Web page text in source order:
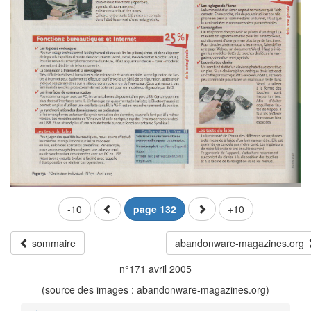
-10 page 132 +10
sommaire
abandonware-magazines.org
n°171 avril 2005
(source des images : abandonware-magazines.org)